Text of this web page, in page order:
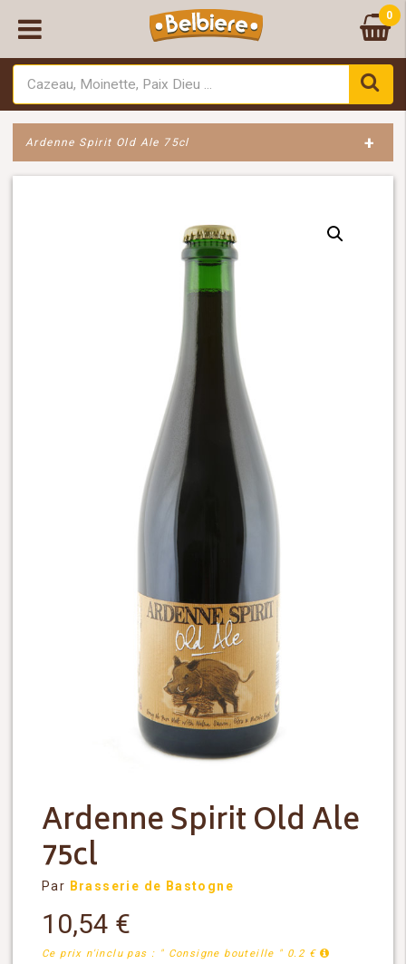
0
Ardenne Spirit Old Ale 75cl +
Ardenne Spirit Old Ale
75cl
Par Brasserie de Bastogne
10,54 €
Ce prix n'inclu pas : " Consigne bouteille " 0.2 €